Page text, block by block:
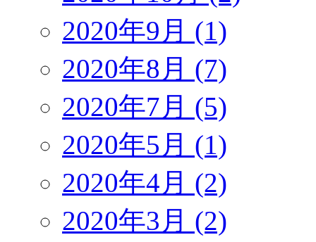
2020年9月 (1)
2020年8月 (7)
2020年7月 (5)
2020年5月 (1)
2020年4月 (2)
2020年3月 (2)